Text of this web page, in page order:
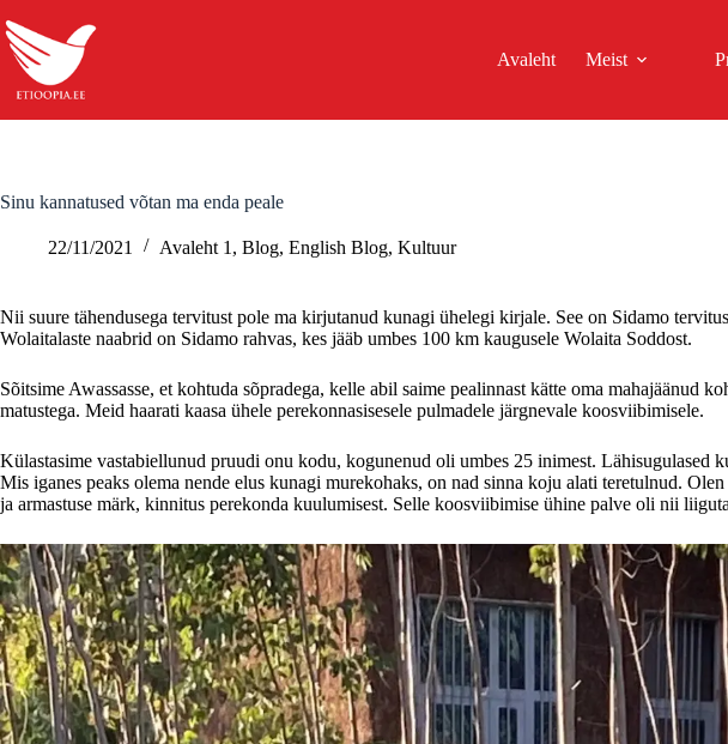
to
content
Avaleht Meist
Sinu kannatused võtan ma enda peale
22/11/2021 Avaleht 1 , Blog, English Blog, Kultuur
Nii suure tähendusega tervitust pole ma kirjutanud kunagi ühelegi kirjale. See on Sidamo
Wolaitalaste naabrid on Sidamo rahvas, kes jääb umbes 100 km kaugusele Wolaita Soddost.
Sõitsime Awassasse, et kohtuda sõpradega, kelle abil saime pealinnast kätte oma
matustega. Meid haarati kaasa ühele perekonnasisesele pulmadele järgnevale koosviibimisele.
Külastasime vastabiellunud pruudi onu kodu, kogunenud oli umbes 25 inimest. Lähisugulased
Mis iganes peaks olema nende elus kunagi murekohaks, on nad sinna koju alati teretulnud.
ja armastuse märk, kinnitus perekonda kuulumisest. Selle koosviibimise ühine palve oli nii